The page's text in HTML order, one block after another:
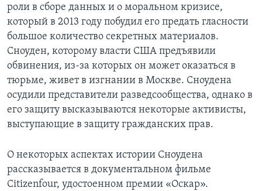
роли в сборе данных и о моральном кризисе,
который в 2013 году побудил его предать гласности
большое количество секретных материалов.
Сноуден, которому власти США предъявили
обвинения, из-за которых он может оказаться в
тюрьме, живет в изгнании в Москве. Сноудена
осудили представители разведсообщества, однако в
его защиту высказываются некоторые активисты,
выступающие в защиту гражданских прав.
О некоторых аспектах истории Сноудена
рассказывается в документальном фильме
Citizenfour, удостоенном премии «Оскар».